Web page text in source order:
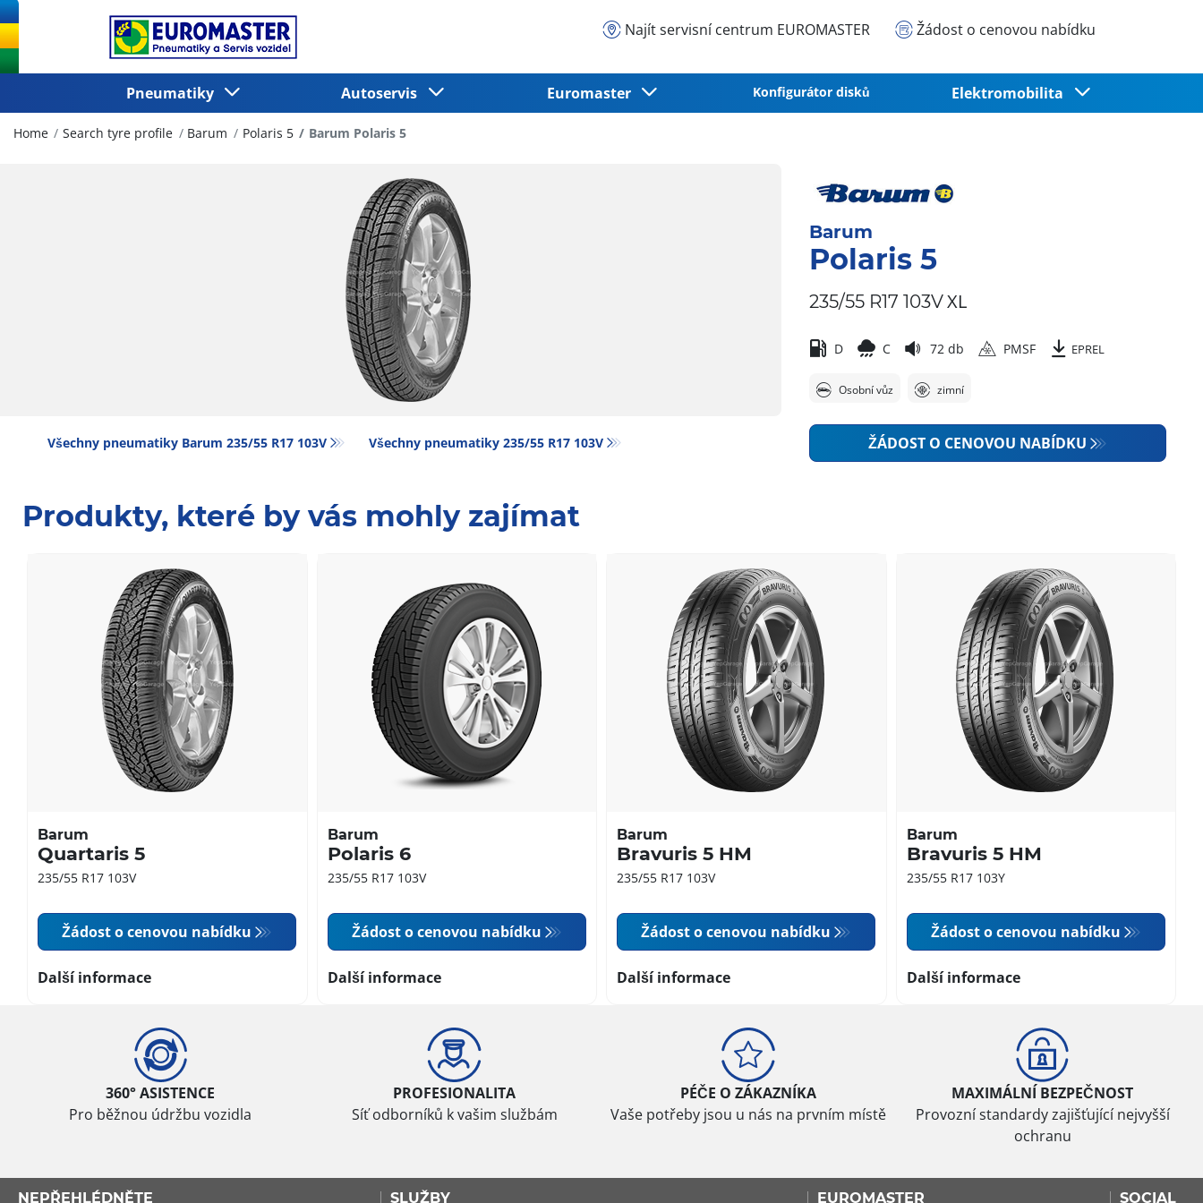
Najít servisní centrum EUROMASTER Žádost o cenovou nabídku
Pneumatiky Autoservis Euromaster Konfigurátor disků Elektromobilita
Home Search tyre profile Barum Polaris 5 Barum Polaris 5
Všechny pneumatiky Barum 235/55 R17 103V Všechny pneumatiky‎ 235/55 R17 103V
Barum
Polaris 5
235/55 R17 103VXL
D C 72 db PMSF EPREL
Osobní vůz zimní
ŽÁDOST O CENOVOU NABÍDKU
Produkty, které by vás mohly zajímat
Barum
Quartaris 5
235/55 R17 103V
Žádost o cenovou nabídku
Další informace
Barum
Polaris 6
235/55 R17 103V
Žádost o cenovou nabídku
Další informace
Barum
Bravuris 5 HM
235/55 R17 103V
Žádost o cenovou nabídku
Další informace
Barum
Bravuris 5 HM
235/55 R17 103Y
Žádost o cenovou nabídku
Další informace
360° ASISTENCE
Pro běžnou údržbu vozidla
PROFESIONALITA
Síť odborníků k vašim službám
PÉČE O ZÁKAZNÍKA
Vaše potřeby jsou u nás na prvním místě
MAXIMÁLNÍ BEZPEČNOST
Provozní standardy zajišťující nejvyšší
ochranu
NEPŘEHLÉDNĚTE SLUŽBY EUROMASTER SOCIAL